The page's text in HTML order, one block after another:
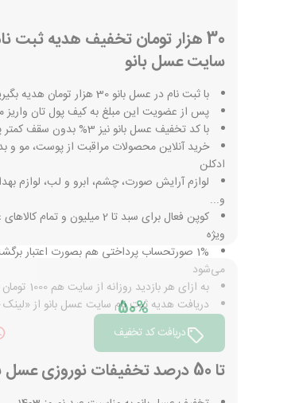
30 هزار تومان تخفیف هدیه ثبت
سایت عسل بانو
با ثبت نام در عسل بانو 30 هزار تومان هدیه بگیرید
پس از عضویت این مبلغ به کیف پول تان
با کد تخفیف عسل بانو نیز 3% بدون سقف کمتر پرداخت کنید
خرید آنلاین محصولات مراقبت از پوست، مو و
ادکلن
لوازم آرایش صورت،
و...
کوپن فعال برای سبد تا 2 میلیون و
ویژه
1% صورتحساب پرداختی هم بصورت اعتبار
می‌شود
به ازای هر بازدید روزانه از سایت هم 1000 تومان می‌گیرید
دریافت هدیه ثبت نام سایت عسل بانو از
دریافت کد تخفیف
50%
تا 50 درصد تخفیفات نوروزی عسل بانو